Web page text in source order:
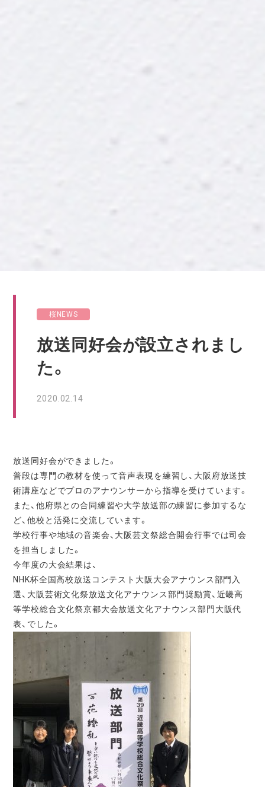
桜NEWS
放送同好会が設立されまし
た。
2020.02.14
放送同好会ができました。
普段は専門の教材を使って音声表現を練習し、大阪府放送技
術講座などでプロのアナウンサーから指導を受けています。
また、他府県との合同練習や大学放送部の練習に参加するな
ど、他校と活発に交流しています。
学校行事や地域の音楽会、大阪芸文祭総合開会行事では司会
を担当しました。
今年度の大会結果は、
NHK杯全国高校放送コンテスト大阪大会アナウンス部門入
選、大阪芸術文化祭放送文化アナウンス部門奨励賞、近畿高
等学校総合文化祭京都大会放送文化アナウンス部門大阪代
表、でした。